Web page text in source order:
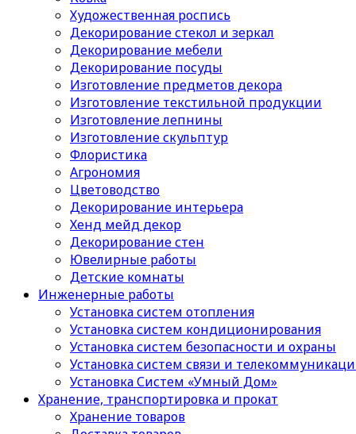
Художественная роспись
Декорирование стекол и зеркал
Декорирование мебели
Декорирование посуды
Изготовление предметов декора
Изготовление текстильной продукции
Изготовление лепнины
Изготовление скульптур
Флористика
Агрономия
Цветоводство
Декорирование интерьера
Хенд мейд декор
Декорирование стен
Ювелирные работы
Детские комнаты
Инженерные работы
Установка систем отопления
Установка систем кондиционирования
Установка систем безопасности и охраны
Установка систем связи и
Установка Систем «Умный Дом»
Хранение, транспортировка и прокат
Хранение товаров